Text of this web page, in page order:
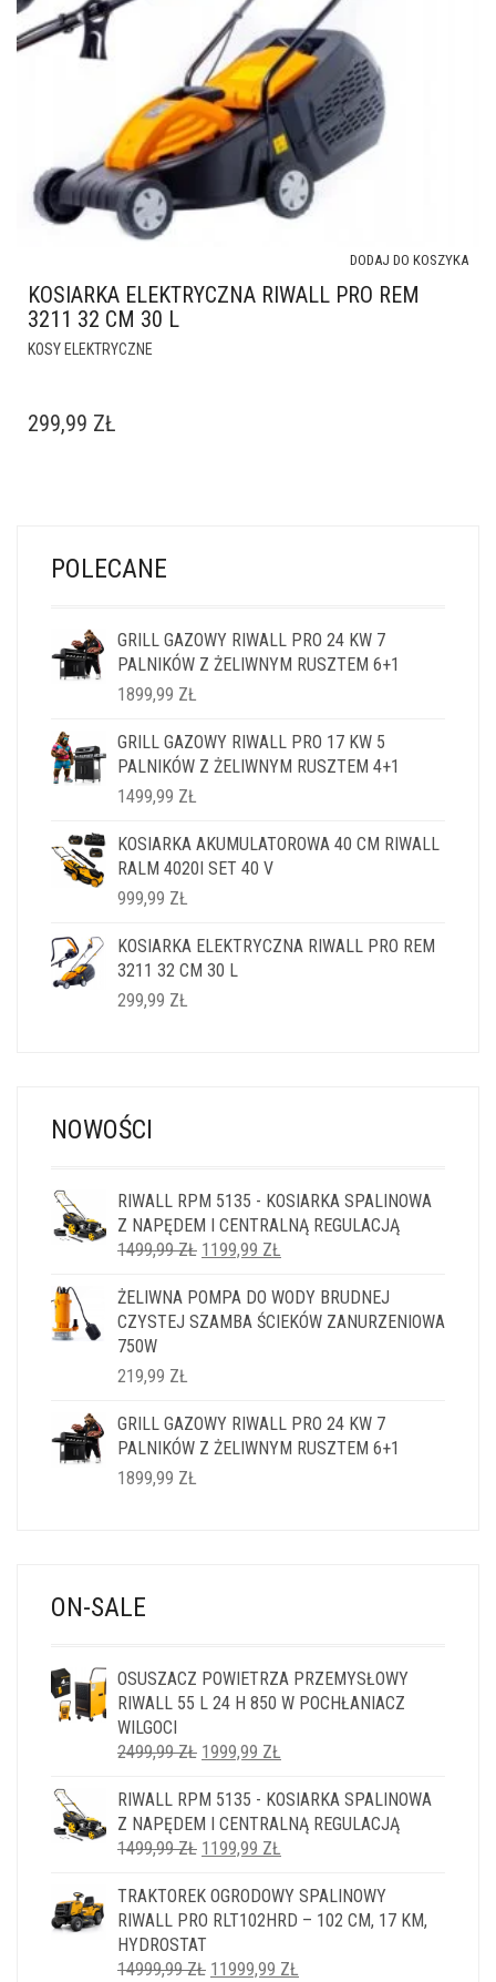
KOSIARKA ELEKTRYCZNA RIWALL PRO REM
3211 32 CM 30 L
KOSY ELEKTRYCZNE
DODAJ DO KOSZYKA
299,99 ZŁ
POLECANE
GRILL GAZOWY RIWALL PRO 24 KW 7
PALNIKÓW Z ŻELIWNYM RUSZTEM 6+1
1899,99 ZŁ
GRILL GAZOWY RIWALL PRO 17 KW 5
PALNIKÓW Z ŻELIWNYM RUSZTEM 4+1
1499,99 ZŁ
KOSIARKA AKUMULATOROWA 40 CM RIWALL
RALM 4020I SET 40 V
999,99 ZŁ
KOSIARKA ELEKTRYCZNA RIWALL PRO REM
3211 32 CM 30 L
299,99 ZŁ
NOWOŚCI
RIWALL RPM 5135 - KOSIARKA SPALINOWA
Z NAPĘDEM I CENTRALNĄ REGULACJĄ
1499,99ZŁ PIERWOTNA
WYNOSIŁA:
1499,99 ZŁ.
1199,99 ZŁ
WYNOSI:
1199,99 ZŁ.
ŻELIWNA POMPA DO WODY BRUDNEJ
CZYSTEJ SZAMBA ŚCIEKÓW ZANURZENIOWA
750W
219,99 ZŁ
GRILL GAZOWY RIWALL PRO 24 KW 7
PALNIKÓW Z ŻELIWNYM RUSZTEM 6+1
1899,99 ZŁ
ON-SALE
OSUSZACZ POWIETRZA PRZEMYSŁOWY
RIWALL 55 L 24 H 850 W POCHŁANIACZ
WILGOCI
2499,99ZŁ PIERWOTNA
WYNOSIŁA:
2499,99 ZŁ.
1999,99 ZŁ
WYNOSI:
1999,99 ZŁ.
RIWALL RPM 5135 - KOSIARKA SPALINOWA
Z NAPĘDEM I CENTRALNĄ REGULACJĄ
1499,99ZŁ PIERWOTNA
WYNOSIŁA:
1499,99 ZŁ.
1199,99 ZŁ
WYNOSI:
1199,99 ZŁ.
TRAKTOREK OGRODOWY SPALINOWY
RIWALL PRO RLT102HRD – 102 CM, 17 KM,
HYDROSTAT
14999,99ZŁ PIERWOTNA
11999,99 ZŁ